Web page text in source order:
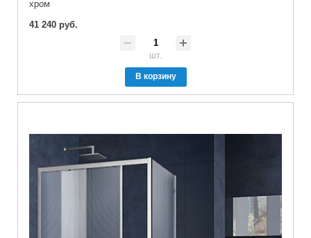
хром
41 240 руб.
шт.
В корзину